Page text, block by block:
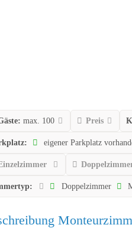
max. 100 Preis
eigener Parkplatz
Doppelzimmer